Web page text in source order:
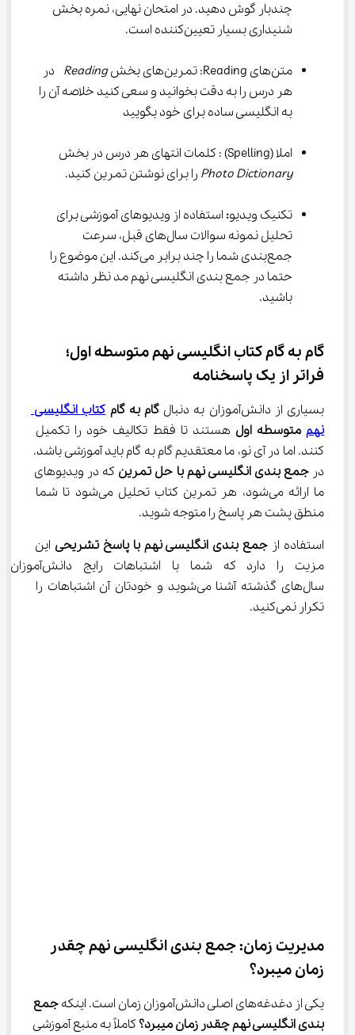
چندبار گوش دهید. در امتحان نهایی، نمره بخش
شنیداری بسیار تعیین‌کننده است.
متن‌های Reading: تمرین‌های بخش Reading در
هر درس را به دقت بخوانید و سعی کنید خلاصه آن را
به انگلیسی ساده برای خود بگویید
املا (Spelling) : کلمات انتهای هر درس در بخش
Photo Dictionary را برای نوشتن تمرین کنید.
تکنیک ویدیو: استفاده از ویدیوهای آموزشی برای
تحلیل نمونه سوالات سال‌های قبل، سرعت
جمع‌بندی شما را چند برابر می‌کند. این موضوع را
حتما در جمع بندی انگلیسی نهم مد نظر داشته
باشید.
گام به گام کتاب انگلیسی نهم متوسطه اول؛
فراتر از یک پاسخنامه
بسیاری از دانش‌آموزان به دنبال گام به گام کتاب انگلیسی
نهم متوسطه اول هستند تا فقط تکالیف خود را تکمیل
کنند. اما در آی نو، ما معتقدیم گام به گام باید آموزشی باشد.
در جمع‌ بندی انگلیسی نهم با حل تمرین
که در ویدیوهای
ما ارائه می‌شود، هر تمرین کتاب تحلیل می‌شود تا شما
منطق پشت هر پاسخ را متوجه شوید.
استفاده از جمع ‌بندی انگلیسی نهم با پاسخ تشریحی
این
مزیت را دارد که شما با اشتباهات
سال‌های گذشته آشنا می‌شوید و خودتان آن اشتباهات را
تکرار نمی‌کنید.
مدیریت زمان: جمع‌ بندی انگلیسی نهم چقدر
زمان میبرد؟
یکی از دغدغه‌های اصلی دانش‌آموزان زمان است. اینکه
بندی انگلیسی نهم چقدر زمان میبرد؟ کاملاً به منبع آموزشی